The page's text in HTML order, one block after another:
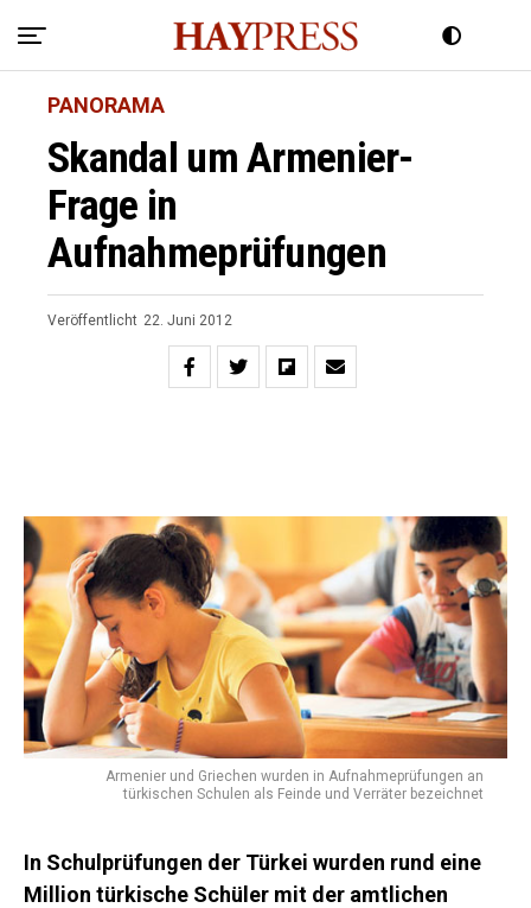
PANORAMA
Skandal um Armenier-
Frage in
Aufnahmeprüfungen
Veröffentlicht 22. Juni 2012
Armenier und Griechen wurden in Aufnahmeprüfungen an
türkischen Schulen als Feinde und Verräter bezeichnet
In Schulprüfungen der Türkei wurden rund eine
Million türkische Schüler mit der amtlichen